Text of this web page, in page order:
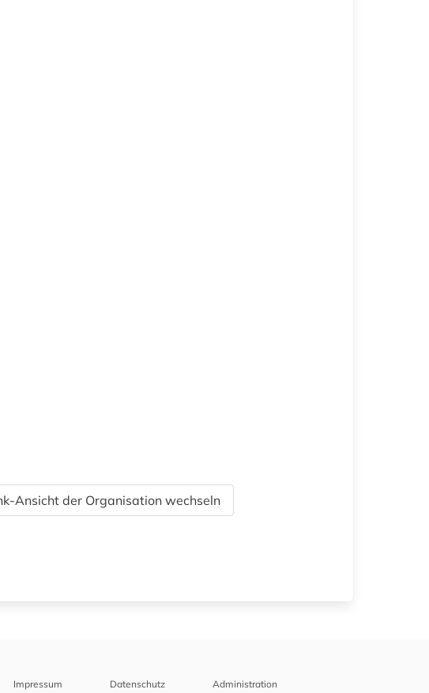
Ansicht der Organisation wechseln
Impressum Datenschutz Administration